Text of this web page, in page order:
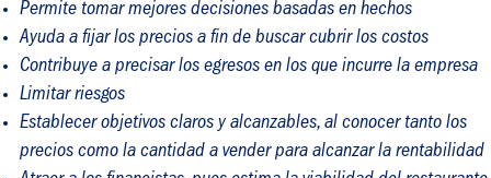
Permite tomar mejores decisiones basadas en hechos
Ayuda a fijar los precios a fin de buscar cubrir los costos
Contribuye a precisar los egresos en los que incurre la empresa
Limitar riesgos
Establecer objetivos claros y alcanzables, al conocer tanto los
precios como la cantidad a vender para alcanzar la rentabilidad